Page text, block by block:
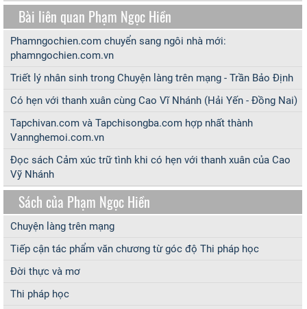
Bài liên quan Phạm Ngọc Hiền
Phamngochien.com chuyển sang ngôi nhà mới:
phamngochien.com.vn
Triết lý nhân sinh trong Chuyện làng trên mạng - Trần Bảo Định
Có hẹn với thanh xuân cùng Cao Vĩ Nhánh (Hải Yến - Đồng Nai)
Tapchivan.com và Tapchisongba.com hợp nhất thành
Vannghemoi.com.vn
Đọc sách Cảm xúc trữ tình khi có hẹn với thanh xuân của Cao
Vỹ Nhánh
Sách của Phạm Ngọc Hiền
Chuyện làng trên mạng
Tiếp cận tác phẩm văn chương từ góc độ Thi pháp học
Đời thực và mơ
Thi pháp học